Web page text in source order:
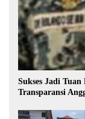
Sukses Jadi
Transparansi